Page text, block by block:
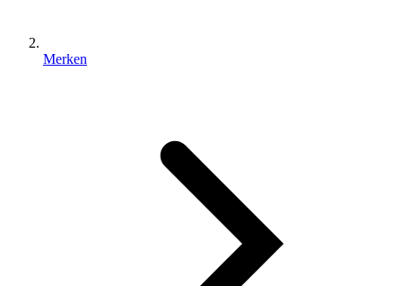
Merken